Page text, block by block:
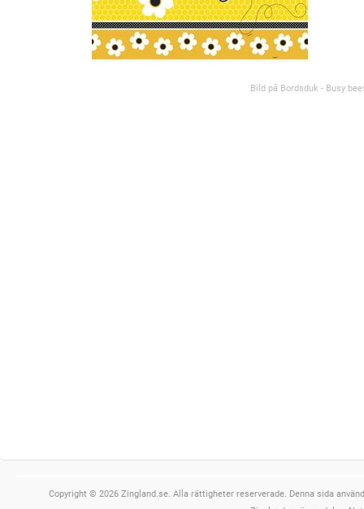
Bild på Bordsduk - Busy
Copyright © 2026 Zingland.se. Alla rättigheter reserverade. Denna sida